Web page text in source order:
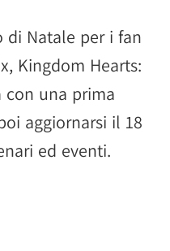
di Natale per i fan
Kingdom Hearts:
con una prima
aggiornarsi il 18
ed eventi.